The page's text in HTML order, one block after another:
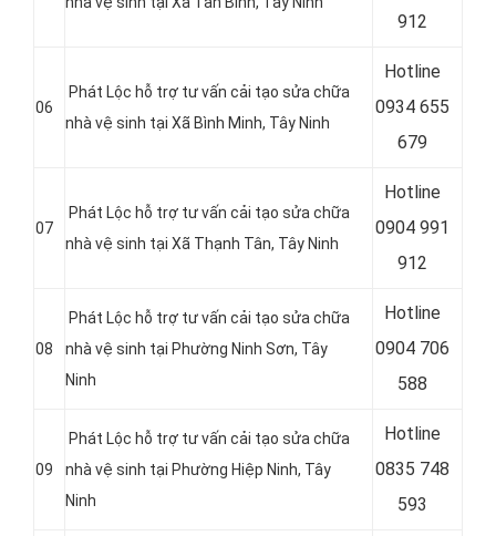
912
06
Phát Lộc hỗ trợ tư vấn cải tạo sửa chữa
nhà vệ sinh tại Xã Bình Minh, Tây Ninh
Hotline
0934 655
679
07
Phát Lộc hỗ trợ tư vấn cải tạo sửa chữa
nhà vệ sinh tại Xã Thạnh Tân, Tây Ninh
Hotline
0904 991
912
08
Phát Lộc hỗ trợ tư vấn cải tạo sửa chữa
nhà vệ sinh tại Phường Ninh Sơn, Tây
Ninh
Hotline
0904 706
588
09
Phát Lộc hỗ trợ tư vấn cải tạo sửa chữa
nhà vệ sinh tại Phường Hiệp Ninh, Tây
Ninh
Hotline
0835 748
593